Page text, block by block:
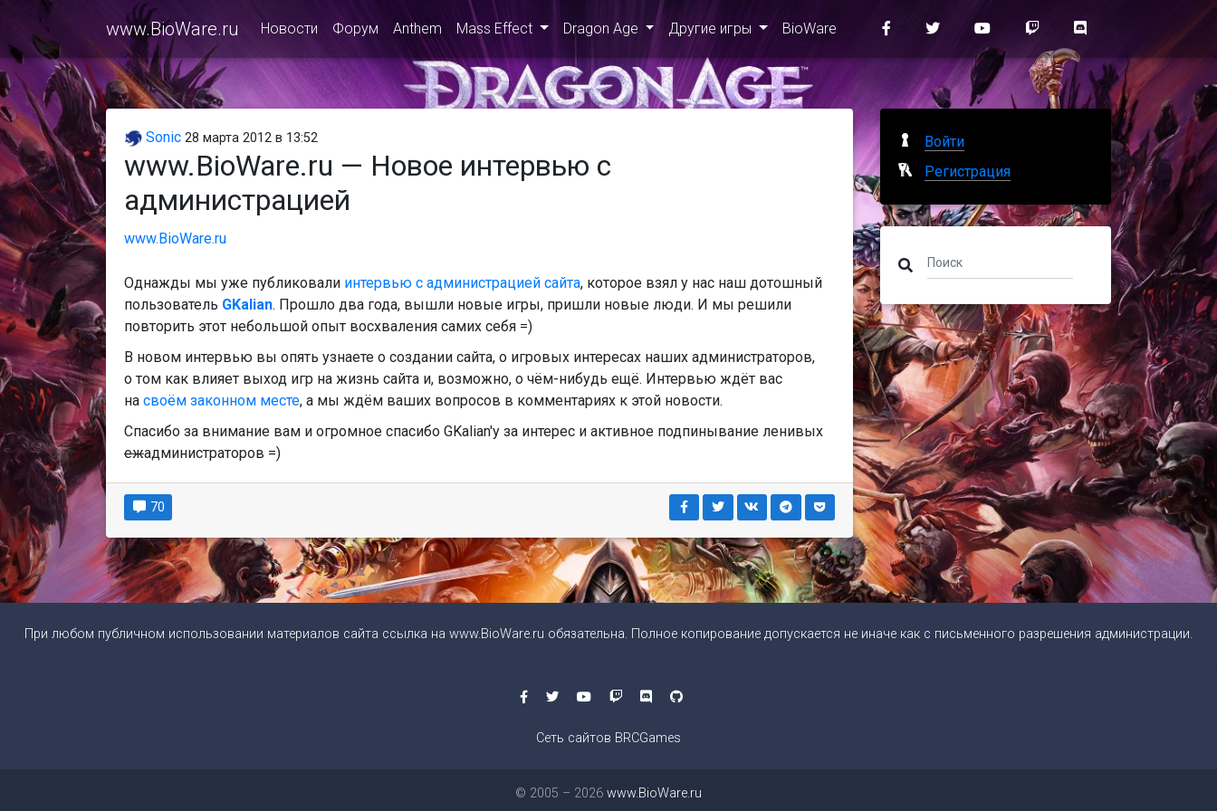
www.BioWare.ru Новости Форум Anthem Mass Effect Dragon Age Другие игры BioWare
Sonic 28 марта 2012 в 13:52
www.BioWare.ru — Новое интервью с
администрацией
www.BioWare.ru
Однажды мы уже публиковали интервью с администрацией сайта, которое взял у нас наш дотошный
пользователь GKalian. Прошло два года, вышли новые игры, пришли новые люди. И мы решили
повторить этот небольшой опыт восхваления самих себя =)
В новом интервью вы опять узнаете о создании сайта, о игровых интересах наших администраторов,
о том как влияет выход игр на жизнь сайта и, возможно, о чём-нибудь ещё. Интервью ждёт вас
на своём законном месте, а мы ждём ваших вопросов в комментариях к этой новости.
Спасибо за внимание вам и огромное спасибо GKalian'y за интерес и активное подпинывание ленивых
ежадминистраторов =)
70
Войти
Регистрация
При любом публичном использовании материалов сайта ссылка на www.BioWare.ru обязательна. Полное копирование допускается не иначе как с письменного разрешения администрации.
Сеть сайтов BRCGames
© 2005 – 2026 www.BioWare.ru